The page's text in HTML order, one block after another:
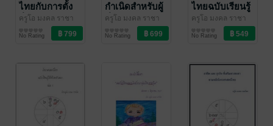
ไทยกับการตั้ง
ชื่อ และ หลัก
เลขศาสตร์
ครูโอ มงคล ราชา
/ บุษกรจันทร์
ดวงพยากรณ์/ฮวง
จุ้ย/โหราศาสตร์
No Rating
กำเนิดสำหรับผู้
ที่ไม่ทราบเวลา
ครูโอ มงคล ราชา
/ บุษกรจันทร์
ดวงพยากรณ์/ฮวง
จุ้ย/โหราศาสตร์
No Rating
ไทยฉบับเรียนรู้
ได้ด้วยตัวเอง
ครูโอ มงคล ราชา
/ บุษกรจันทร์
ดวงพยากรณ์/ฮวง
จุ้ย/โหราศาสตร์
No Rating